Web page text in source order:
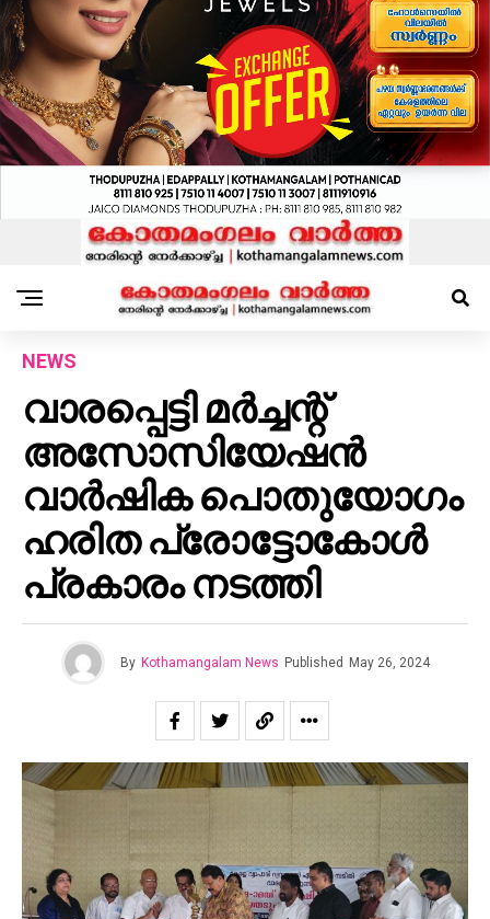
NEWS
വാരപ്പെട്ടി മർച്ചന്റ്
അസോസിയേഷൻ
വാർഷിക പൊതുയോഗം
ഹരിത പ്രോട്ടോകോൾ
പ്രകാരം നടത്തി
By Kothamangalam News Published May 26, 2024